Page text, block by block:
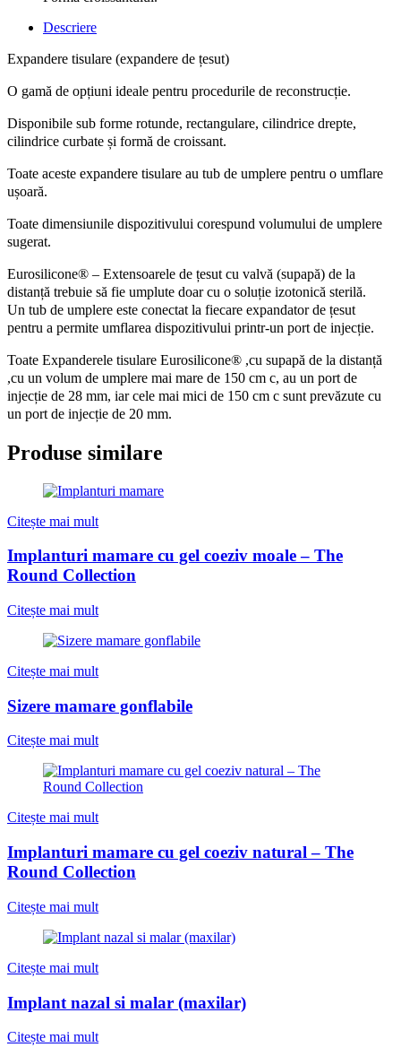
Descriere
Expandere tisulare (expandere de țesut)
O gamă de opțiuni ideale pentru procedurile de reconstrucție.
Disponibile sub forme rotunde, rectangulare, cilindrice drepte,
cilindrice curbate și formă de croissant.
Toate aceste expandere tisulare au tub de umplere pentru o umflare
ușoară.
Toate dimensiunile dispozitivului corespund volumului de umplere
sugerat.
Eurosilicone® – Extensoarele de țesut cu valvă (supapă) de la
distanță trebuie să fie umplute doar cu o soluție izotonică sterilă.
Un tub de umplere este conectat la fiecare expandator de țesut
pentru a permite umflarea dispozitivului printr-un port de injecție.
Toate Expanderele tisulare Eurosilicone® ,cu supapă de la distanță
,cu un volum de umplere mai mare de 150 cm c, au un port de
injecție de 28 mm, iar cele mai mici de 150 cm c sunt prevăzute cu
un port de injecție de 20 mm.
Produse similare
Citește mai mult
Implanturi mamare cu gel coeziv moale – The
Round Collection
Citește mai mult
Citește mai mult
Sizere mamare gonflabile
Citește mai mult
Citește mai mult
Implanturi mamare cu gel coeziv natural – The
Round Collection
Citește mai mult
Citește mai mult
Implant nazal si malar (maxilar)
Citește mai mult